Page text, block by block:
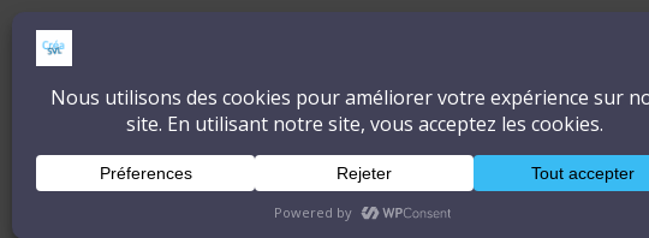
CréaSonVidéoLumière
DÉCOUVRONS ENSEMBLE L'ART ET LA TECHNIQUE
Accueil À propos Blog Culture